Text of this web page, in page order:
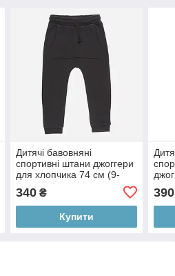
Дитячі бавовняні
спортивні штани джоггери
для хлопчика 74 см (9-
340₴
Купити
390